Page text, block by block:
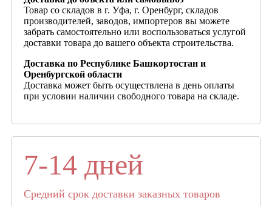
Товар со складов в г. Уфа, г. Оренбург, складов
производителей, заводов, импортеров вы можете
забрать самостоятельно или воспользоваться услугой
доставки товара до вашего объекта строительства.
Доставка по Республике Башкортостан и
Оренбургской области
Доставка может быть осуществлена в день оплаты
при условии наличии свободного товара на складе.
7-14 дней
Средний срок доставки заказных товаров